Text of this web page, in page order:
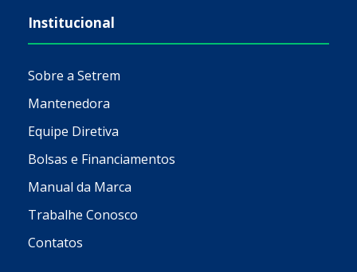
Institucional
Sobre a Setrem
Mantenedora
Equipe Diretiva
Bolsas e Financiamentos
Manual da Marca
Trabalhe Conosco
Contatos